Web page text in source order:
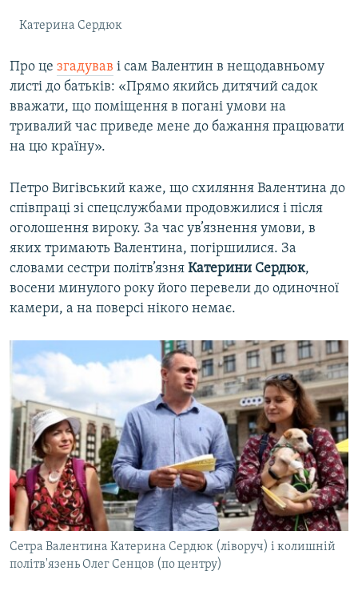
Катерина Сердюк
Про це згадував і сам Валентин в нещодавньому
листі до батьків: «Прямо якийсь дитячий садок
вважати, що поміщення в погані умови на
тривалий час приведе мене до бажання працювати
на цю країну».
Петро Вигівський каже, що схиляння Валентина до
співпраці зі спецслужбами продовжилися і після
оголошення вироку. За час ув’язнення умови, в
яких тримають Валентина, погіршилися. За
словами сестри політв’язня Катерини Сердюк,
восени минулого року його перевели до одиночної
камери, а на поверсі нікого немає.
Сетра Валентина Катерина Сердюк (ліворуч) і колишній
політв'язень Олег Сенцов (по центру)